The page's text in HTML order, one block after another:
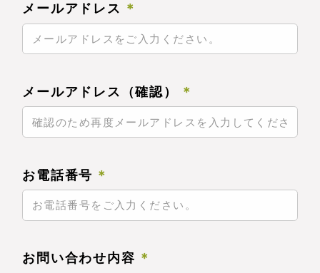
メールアドレス ＊
メールアドレス（確認） ＊
お電話番号 ＊
お問い合わせ内容 ＊